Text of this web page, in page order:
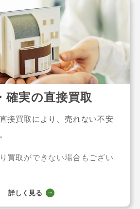
確実の直接買取
接買取により、売れない不安
買取ができない場合もござい
詳しく見る